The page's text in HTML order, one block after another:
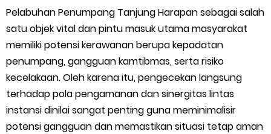
Pelabuhan Penumpang Tanjung Harapan sebagai salah
satu objek vital dan pintu masuk utama masyarakat
memiliki potensi kerawanan berupa kepadatan
penumpang, gangguan kamtibmas, serta risiko
kecelakaan. Oleh karena itu, pengecekan langsung
terhadap pola pengamanan dan sinergitas lintas
instansi dinilai sangat penting guna meminimalisir
potensi gangguan dan memastikan situasi tetap aman